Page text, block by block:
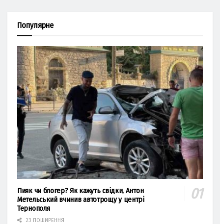
Популярне
Пияк чи блогер? Як кажуть свідки, Антон
Метельський вчинив автотрощу у центрі
Тернополя
23 ПОШИРЕННЯ